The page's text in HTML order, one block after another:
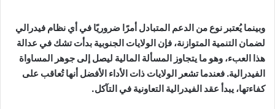
وبينما يُعتبر نوع من الدعم المتبادل أمرًا ضروريًا في أي نظام فيدرالي
لضمان التنمية المتوازنة، فإن الولايات الجنوبية بدأت تشك في عدالة
هذا العبء، وهو ما يتجاوز المسألة المالية ليصل إلى جوهر المساواة
الفيدرالية. فعندما تشعر الولايات ذات الأداء الأفضل أنها تُعاقب على
كفاءتها، يبدأ عقد الفيدرالية التعاونية في التآكل.